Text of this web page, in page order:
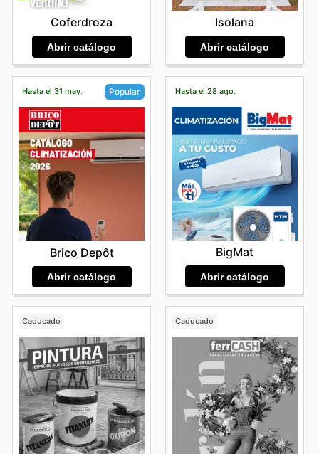
Coferdroza
Abrir catálogo
Isolana
Abrir catálogo
Hasta el 31 may. Popular
Brico Depôt
Abrir catálogo
Hasta el 28 ago.
BigMat
Abrir catálogo
Caducado Caducado